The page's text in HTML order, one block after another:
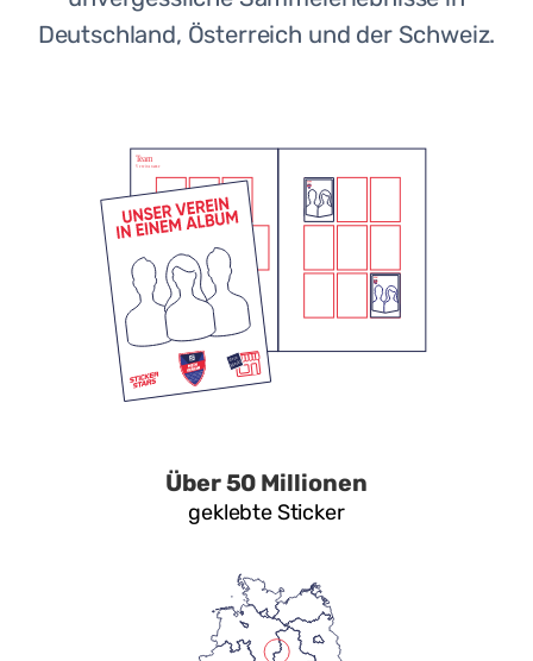
Deutschland, Österreich und der Schweiz.
Über 50 Millionen
geklebte Sticker